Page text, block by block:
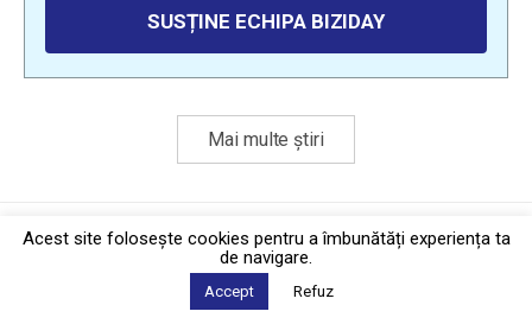
SUSȚINE ECHIPA BIZIDAY
Mai multe știri
Politica de confidențialitate·Contact
2026 © Biziday
Acest site foloseşte cookies pentru a îmbunătăți experiența ta
de navigare.
Accept Refuz